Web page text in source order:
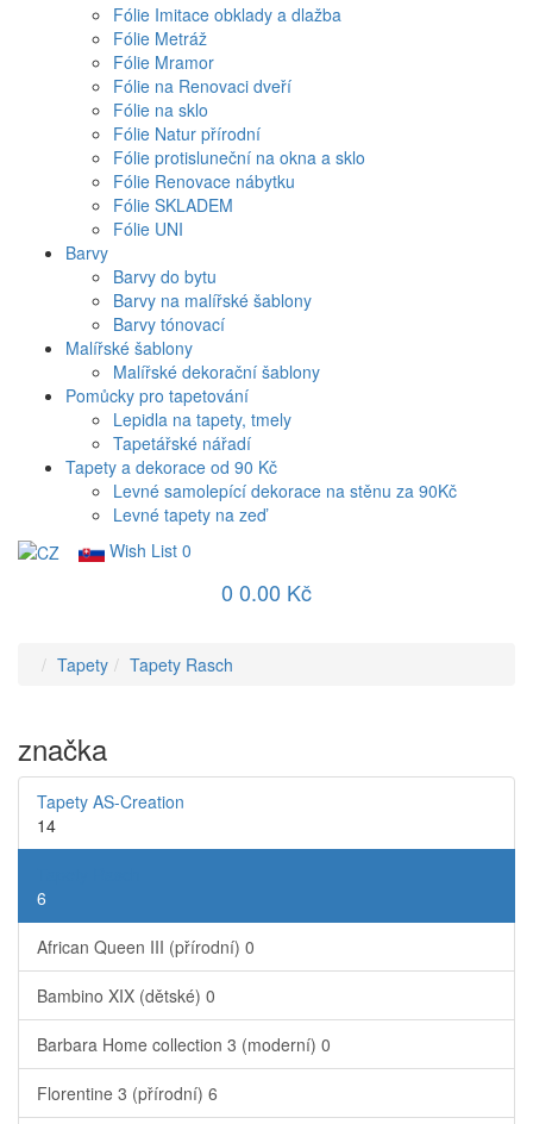
Fólie Imitace obklady a dlažba
Fólie Metráž
Fólie Mramor
Fólie na Renovaci dveří
Fólie na sklo
Fólie Natur přírodní
Fólie protisluneční na okna a sklo
Fólie Renovace nábytku
Fólie SKLADEM
Fólie UNI
Barvy
Barvy do bytu
Barvy na malířské šablony
Barvy tónovací
Malířské šablony
Malířské dekorační šablony
Pomůcky pro tapetování
Lepidla na tapety, tmely
Tapetářské nářadí
Tapety a dekorace od 90 Kč
Levné samolepící dekorace na stěnu za 90Kč
Levné tapety na zeď
Wish List 0
0 0.00 Kč
Tapety Tapety Rasch
značka
Tapety AS-Creation
14
6
African Queen III (přírodní) 0
Bambino XIX (dětské) 0
Barbara Home collection 3 (moderní) 0
Florentine 3 (přírodní) 6